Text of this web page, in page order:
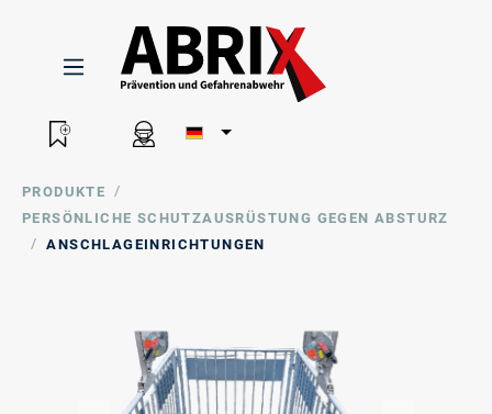
PRODUKTE
/
PERSÖNLICHE SCHUTZAUSRÜSTUNG GEGEN ABSTURZ
/
ANSCHLAGEINRICHTUNGEN